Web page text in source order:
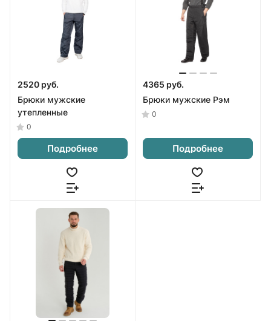
2520 руб.
Брюки мужские
утепленные
0
Подробнее
4365 руб.
Брюки мужские Рэм
0
Подробнее